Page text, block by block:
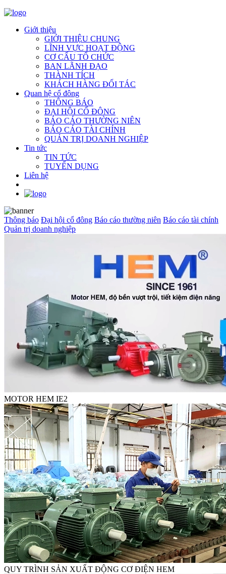
Giới thiệu
GIỚI THIỆU CHUNG
LĨNH VỰC HOẠT ĐỘNG
CƠ CẤU TỔ CHỨC
BAN LÃNH ĐẠO
THÀNH TÍCH
KHÁCH HÀNG ĐỐI TÁC
Quan hệ cổ đông
THÔNG BÁO
ĐẠI HỘI CỔ ĐÔNG
BÁO CÁO THƯỜNG NIÊN
BÁO CÁO TÀI CHÍNH
QUẢN TRỊ DOANH NGHIỆP
Tin tức
TIN TỨC
TUYỂN DỤNG
Liên hệ
Thông báo Đại hội cổ đông Báo cáo thường niên Báo cáo tài chính
Quản trị doanh nghiệp
MOTOR HEM IE2
QUY TRÌNH SẢN XUẤT ĐỘNG CƠ ĐIỆN HEM